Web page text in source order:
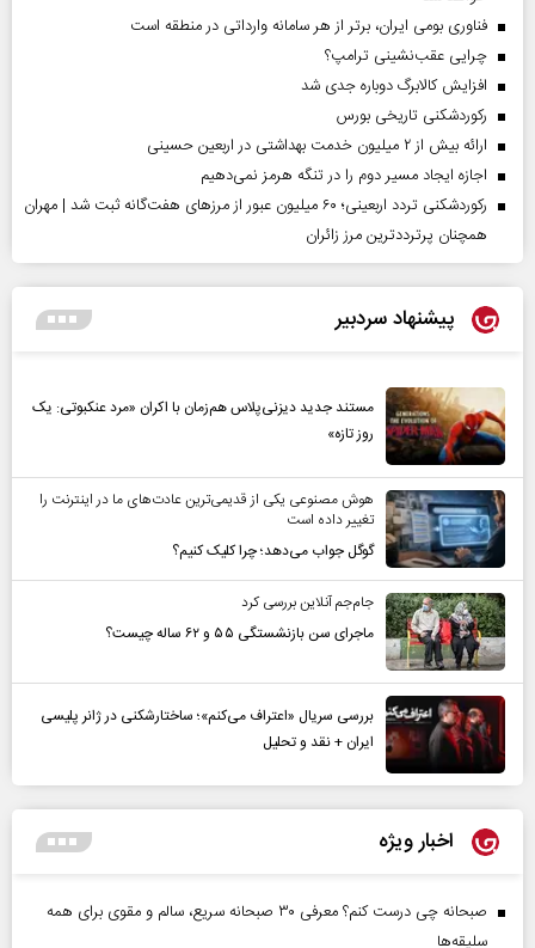
فناوری بومی ایران، برتر از هر سامانه وارداتی در منطقه است
چرایی عقب‌نشینی ترامپ؟
افزایش کالابرگ دوباره جدی شد
رکوردشکنی تاریخی بورس
ارائه بیش از ۲ میلیون خدمت بهداشتی در اربعین حسینی
اجازه ایجاد مسیر دوم را در تنگه هرمز نمی‌دهیم
رکوردشکنی تردد اربعینی؛ ۶۰ میلیون عبور از مرزهای هفت‌گانه ثبت شد | مهران
همچنان پرترددترین مرز زائران
پیشنهاد سردبیر
مستند جدید دیزنی‌پلاس هم‌زمان با اکران «مرد عنکبوتی: یک
روز تازه»
هوش مصنوعی یکی از قدیمی‌ترین عادت‌های ما در اینترنت را
تغییر داده است
گوگل جواب می‌دهد؛ چرا کلیک کنیم؟
جام‌جم آنلاین بررسی کرد
ماجرای سن بازنشستگی ۵۵ و ۶۲ ساله چیست؟
بررسی سریال «اعتراف می‌کنم»؛ ساختارشکنی در ژانر پلیسی
ایران + نقد و تحلیل
اخبار ویژه
صبحانه چی درست کنم؟ معرفی ۳۰ صبحانه سریع، سالم و مقوی برای همه
سلیقه‌ها